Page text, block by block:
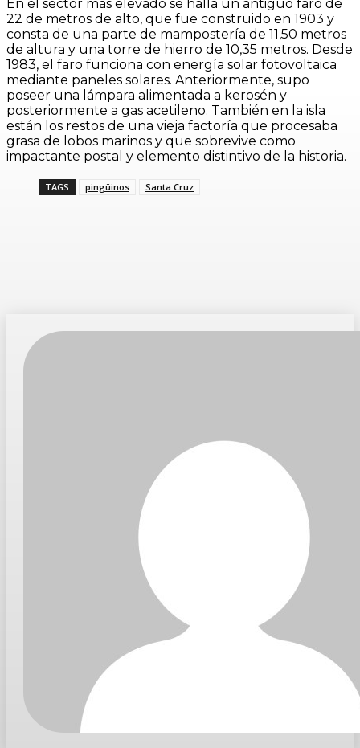
En el sector más elevado se halla un antiguo faro de
22 de metros de alto, que fue construido en 1903 y
consta de una parte de mampostería de 11,50 metros
de altura y una torre de hierro de 10,35 metros. Desde
1983, el faro funciona con energía solar fotovoltaica
mediante paneles solares. Anteriormente, supo
poseer una lámpara alimentada a kerosén y
posteriormente a gas acetileno. También en la isla
están los restos de una vieja factoría que procesaba
grasa de lobos marinos y que sobrevive como
impactante postal y elemento distintivo de la historia.
TAGS pingüinos Santa Cruz